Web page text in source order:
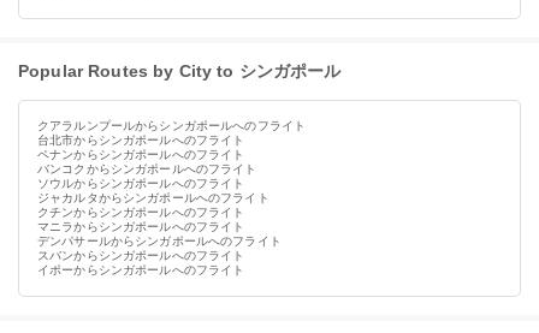
Popular Routes by City to シンガポール
クアラルンプールからシンガポールへのフライト
台北市からシンガポールへのフライト
ペナンからシンガポールへのフライト
バンコクからシンガポールへのフライト
ソウルからシンガポールへのフライト
ジャカルタからシンガポールへのフライト
クチンからシンガポールへのフライト
マニラからシンガポールへのフライト
デンパサールからシンガポールへのフライト
スバンからシンガポールへのフライト
イポーからシンガポールへのフライト